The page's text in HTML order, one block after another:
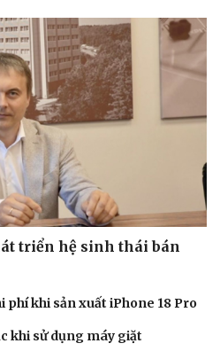
triển hệ sinh thái bán
phí khi sản xuất iPhone 18 Pro
khi sử dụng máy giặt